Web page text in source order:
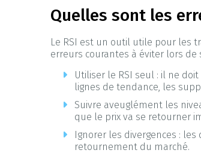
Quelles sont les
Le RSI est un outil utile pour les
erreurs courantes à éviter lors de
Utiliser le RSI seul : il ne
lignes de tendance, les
Suivre aveuglément les
que le prix va se retourner
Ignorer les divergences :
retournement du marché.